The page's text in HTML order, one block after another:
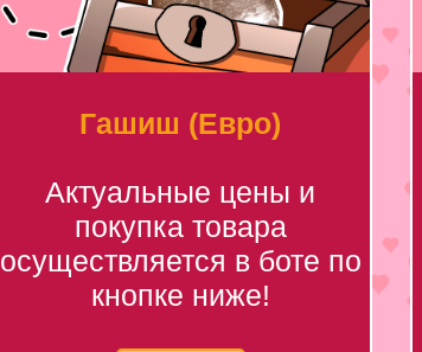
Гашиш (Евро)
Актуальные цены и
покупка товара
осуществляется в боте по
кнопке ниже!